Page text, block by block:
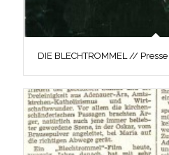
DIE BLECHTROMMEL //